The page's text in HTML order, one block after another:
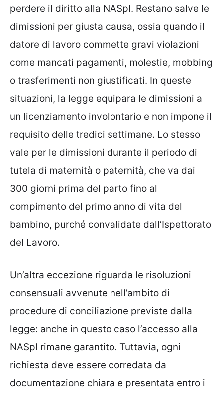
perdere il diritto alla NASpI. Restano salve le
dimissioni per giusta causa, ossia quando il
datore di lavoro commette gravi violazioni
come mancati pagamenti, molestie, mobbing
o trasferimenti non giustificati. In queste
situazioni, la legge equipara le dimissioni a
un licenziamento involontario e non impone il
requisito delle tredici settimane. Lo stesso
vale per le dimissioni durante il periodo di
tutela di maternità o paternità, che va dai
300 giorni prima del parto fino al
compimento del primo anno di vita del
bambino, purché convalidate dall’Ispettorato
del Lavoro.
Un’altra eccezione riguarda le risoluzioni
consensuali avvenute nell’ambito di
procedure di conciliazione previste dalla
legge: anche in questo caso l’accesso alla
NASpI rimane garantito. Tuttavia, ogni
richiesta deve essere corredata da
documentazione chiara e presentata entro i